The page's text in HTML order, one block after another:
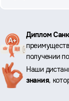
Ключевые
Диплом
получении
Наши
знания,